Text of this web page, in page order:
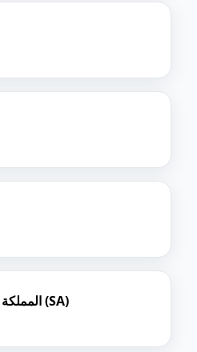
المملكة العربية السعودية (SA)